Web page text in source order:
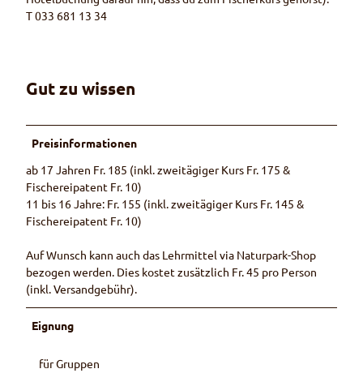
T 033 681 13 34
Gut zu wissen
Preisinformationen
ab 17 Jahren Fr. 185 (inkl. zweitägiger Kurs Fr. 175 &
Fischereipatent Fr. 10)
11 bis 16 Jahre: Fr. 155 (inkl. zweitägiger Kurs Fr. 145 &
Fischereipatent Fr. 10)
Auf Wunsch kann auch das Lehrmittel via Naturpark-Shop
bezogen werden. Dies kostet zusätzlich Fr. 45 pro Person
(inkl. Versandgebühr).
Eignung
für Gruppen